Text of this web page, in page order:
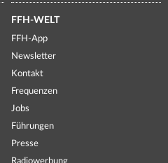
FFH-WELT
FFH-App
Newsletter
Kontakt
Frequenzen
Jobs
Führungen
Presse
Radiowerbung